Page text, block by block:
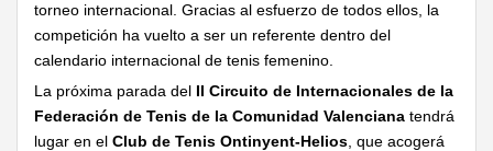
torneo internacional. Gracias al esfuerzo de todos ellos, la
competición ha vuelto a ser un referente dentro del
calendario internacional de tenis femenino.
La próxima parada del II Circuito de Internacionales de la
Federación de Tenis de la Comunidad Valenciana tendrá
lugar en el Club de Tenis Ontinyent-Helios , que acogerá